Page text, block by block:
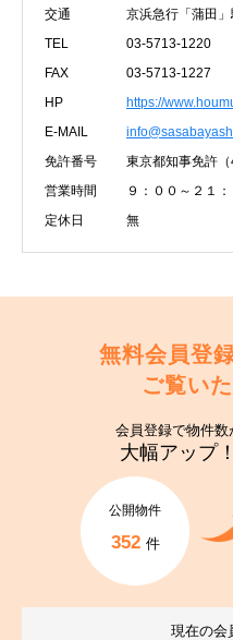
交通
京浜急行「蒲田
TEL
03-5713-1220
FAX
03-5713-1227
HP
https://
E-MAIL
免許番号
東京都知事免許
営業時間
９：００～２１：
定休日
無
無料会員登
ご覧い
会員登録で物件数
大幅アップ！
公開物件
352 件
現在の会